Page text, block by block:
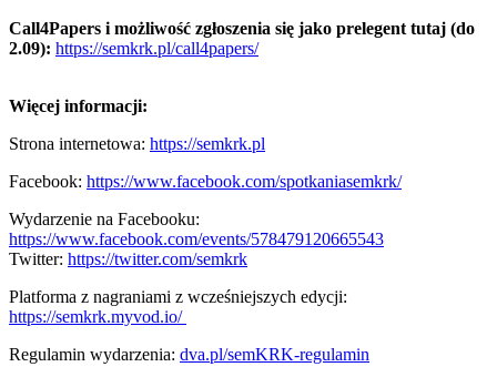
Call4Papers i możliwość zgłoszenia się jako prelegent tutaj (do
2.09): https://semkrk.pl/call4papers/
Więcej informacji:
Strona internetowa: https://semkrk.pl
Facebook: https://www.facebook.com/spotkaniasemkrk/
Wydarzenie na Facebooku:
https://www.facebook.com/events/578479120665543
Twitter: https://twitter.com/semkrk
Platforma z nagraniami z wcześniejszych edycji:
https://semkrk.myvod.io/
Regulamin wydarzenia: dva.pl/semKRK-regulamin